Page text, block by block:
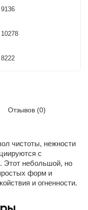
9136
10278
8222
Отзывов (0)
чистоты, нежности
с
Этот небольшой, но
форм и
и огненности.